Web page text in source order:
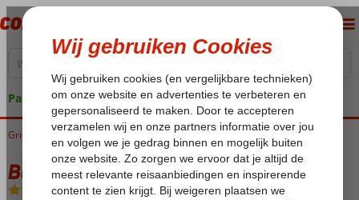
Pakketgarantie
Home
Griekenland Samos Kokkari Blue Sea Rooms & Studios
Blue Sea Rooms & Studios
Logies-Hotel